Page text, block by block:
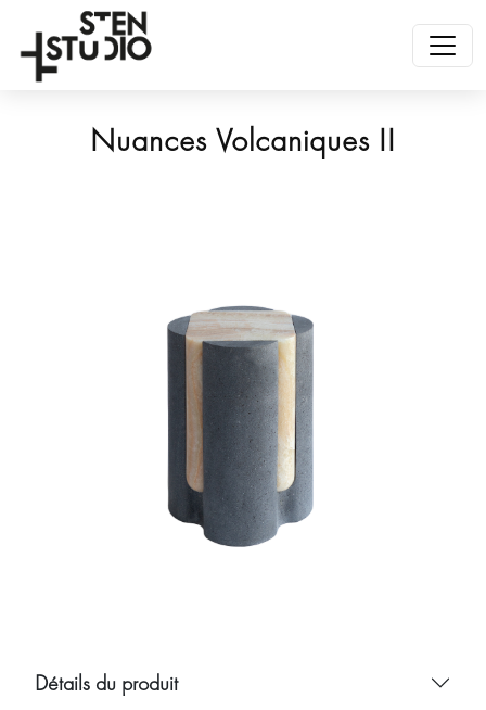
Nuances Volcaniques II
Détails du produit